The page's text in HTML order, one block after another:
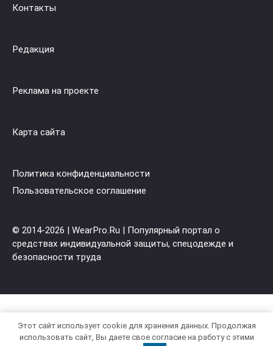
Контакты
Редакция
Реклама на проекте
Карта сайта
Политика конфиденциальности
Пользовательское cоглашение
© 2014-2026 | WearPro.Ru | Популярный портал о
средствах индивидуальной защиты, спецодежде и
безопасности труда
Этот сайт использует cookie для хранения данных. Продолжая
использовать сайт, Вы даете свое согласие на работу с этими